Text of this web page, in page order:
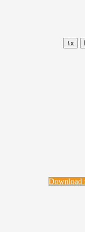
۱x
Download